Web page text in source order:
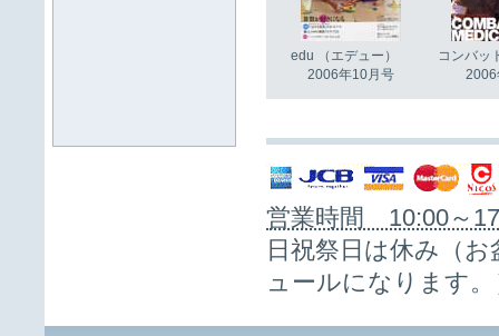
edu （エデュー）
2006年10月号
コンバッ
2006
営業時間 10:00～
日祝祭日は休み（
ュールになります